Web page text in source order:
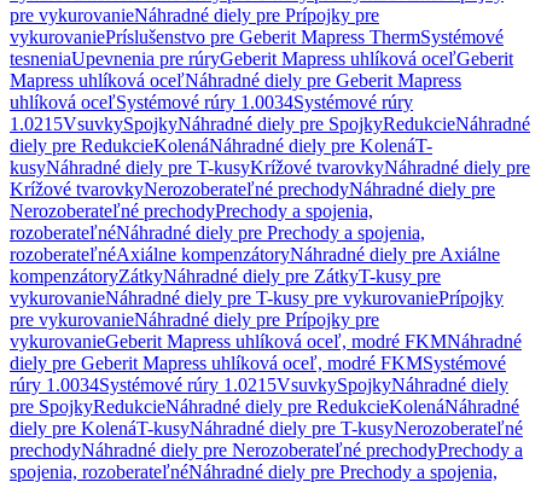
pre vykurovanieNáhradné diely pre Prípojky pre
vykurovaniePríslušenstvo pre Geberit Mapress ThermSystémové
tesneniaUpevnenia pre rúryGeberit Mapress uhlíková oceľGeberit
Mapress uhlíková oceľNáhradné diely pre Geberit Mapress
uhlíková oceľSystémové rúry 1.0034Systémové rúry
1.0215VsuvkySpojkyNáhradné diely pre SpojkyRedukcieNáhradné
diely pre RedukcieKolenáNáhradné diely pre KolenáT-
kusyNáhradné diely pre T-kusyKrížové tvarovkyNáhradné diely pre
Krížové tvarovkyNerozoberateľné prechodyNáhradné diely pre
Nerozoberateľné prechodyPrechody a spojenia,
rozoberateľnéNáhradné diely pre Prechody a spojenia,
rozoberateľnéAxiálne kompenzátoryNáhradné diely pre Axiálne
kompenzátoryZátkyNáhradné diely pre ZátkyT-kusy pre
vykurovanieNáhradné diely pre T-kusy pre vykurovaniePrípojky
pre vykurovanieNáhradné diely pre Prípojky pre
vykurovanieGeberit Mapress uhlíková oceľ, modré FKMNáhradné
diely pre Geberit Mapress uhlíková oceľ, modré FKMSystémové
rúry 1.0034Systémové rúry 1.0215VsuvkySpojkyNáhradné diely
pre SpojkyRedukcieNáhradné diely pre RedukcieKolenáNáhradné
diely pre KolenáT-kusyNáhradné diely pre T-kusyNerozoberateľné
prechodyNáhradné diely pre Nerozoberateľné prechodyPrechody a
spojenia, rozoberateľnéNáhradné diely pre Prechody a spojenia,